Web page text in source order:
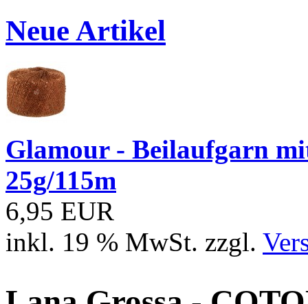
Neue Artikel
Glamour - Beilaufgarn
25g/115m
6,95 EUR
inkl. 19 % MwSt. zzgl.